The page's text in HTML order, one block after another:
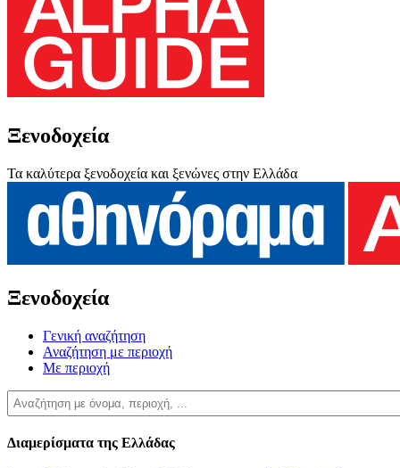
Ξενοδοχεία
Τα καλύτερα ξενοδοχεία και ξενώνες στην Ελλάδα
Ξενοδοχεία
Γενική αναζήτηση
Αναζήτηση με περιοχή
Με περιοχή
Διαμερίσματα της Ελλάδας